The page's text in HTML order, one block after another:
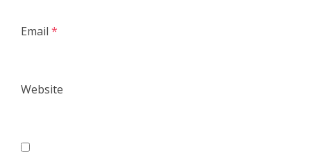
Email *
Website